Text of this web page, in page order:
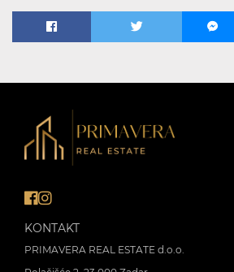
KONTAKT
PRIMAVERA REAL ESTATE d.o.o.